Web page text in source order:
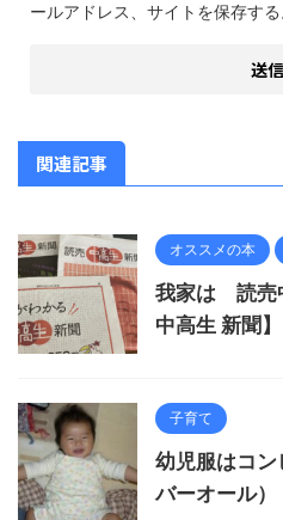
ールアドレス、サイトを保存する
関連記事
オススメの本
我家は 読売
中高生 新聞】
子育て
幼児服はコン
バーオール）